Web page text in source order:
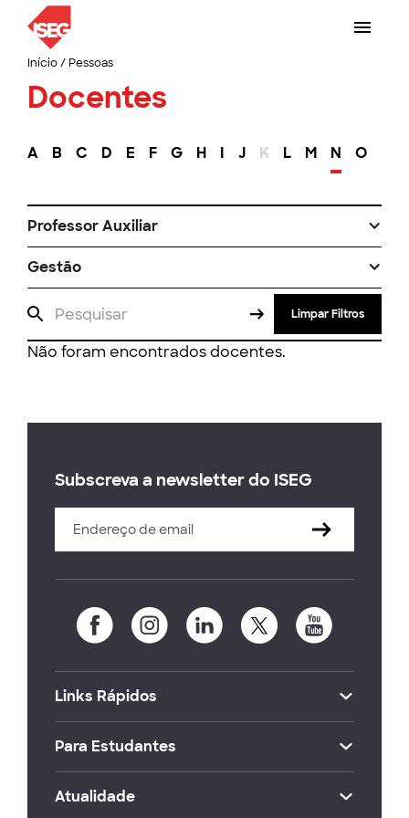
Início/ Pessoas
Docentes
A B C D E F G H I J K L M N O
Professor Auxiliar
Gestão
Limpar Filtros
Não foram encontrados docentes.
Subscreva a newsletter do ISEG
Links Rápidos
Para Estudantes
Atualidade